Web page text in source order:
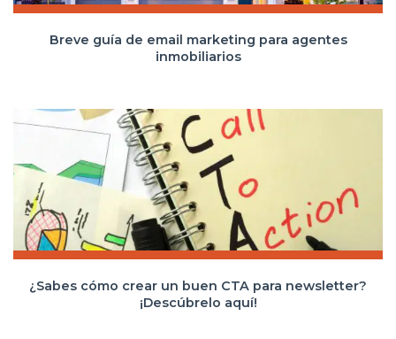
Breve guía de email marketing para agentes
inmobiliarios
¿Sabes cómo crear un buen CTA para newsletter?
¡Descúbrelo aquí!